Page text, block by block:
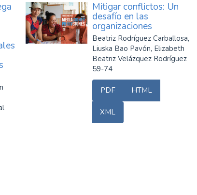
Mitigar conflictos: Un
desafío en las
organizaciones
Beatriz Rodríguez Carballosa,
Liuska Bao Pavón, Elizabeth
Beatriz Velázquez Rodríguez
59-74
PDF HTML
XML